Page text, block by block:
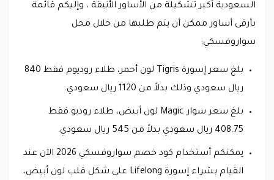
السعودية أكبر تشكيلة من الأساور الأنيقة ، وإليكم قائمة
بأرقى أساور ممكن أن يتم طلبها من خلال محل
سواروفسكي:
بلغ سعر إسورة Tigris لون أحمر، طلاء روديوم فقط 840
ريال سعودي وذلك بدلاً من 1120 ريال سعودي.
بلغ سعر سوار Magic لون أبيض، طلاء روديو فقط
408.75 ريال سعودي بدلاً من 545 ريال سعودي.
يمكنكم أستخدام كود خصم سواروفسكي 2026 الآن عند
القيام بشراء إسورة Lifelong على شكل قلب لون أبيض،